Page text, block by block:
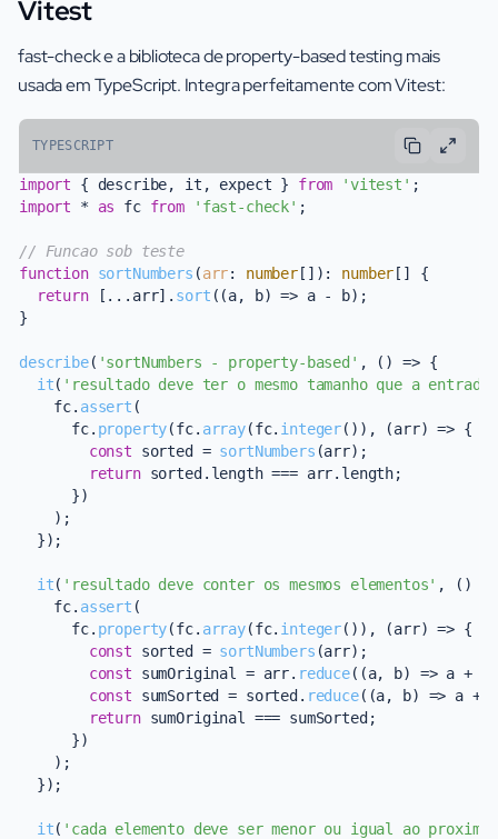
Vitest
fast-check e a biblioteca de property-based testing mais
usada em TypeScript. Integra perfeitamente com Vitest:
TYPESCRIPT
import { describe, it, expect } from 'vitest'
import * as fc from 'fast-check' ;
// Funcao sob teste
function sortNumbers (arr: number[] ): number [] {
return [...arr]. sort ( (a, b) => a - b);
}
describe( 'sortNumbers - property-based' , () => {
it( 'resultado deve ter o mesmo tamanho que a entrada'
    fc.
assert (
      fc.
property(fc. array(fc. integer()), (arr) => {
const sorted = sortNumbers (arr);
return sorted. length === arr. length;
      })
    );
  });
it( 'resultado deve conter os mesmos elementos' ,
() =>
    fc.
assert (
      fc.
property(fc. array(fc. integer()), (arr) => {
const sorted = sortNumbers (arr);
const sumOriginal = arr. reduce( (a, b) => a +
const sumSorted = sorted. reduce( (a, b) => a +
return sumOriginal === sumSorted;
      })
    );
  });
it( 'cada elemento deve ser menor ou igual ao proximo'